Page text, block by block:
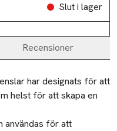
Slut i lager
Recensioner
har designats för att
helst för att skapa en
användas för att